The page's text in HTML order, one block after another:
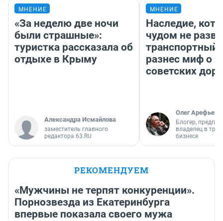
МНЕНИЕ
«За неделю две ночи
были страшные»:
туристка рассказала об
отдыхе в Крыму
Александра Исмайлова
заместитель главного
редактора 63.RU
МНЕНИЕ
Наследие,
чудом не
транспортный
разнес миф о
советских
Олег Арефьев
Блогер,
владелец в
бизнесе
РЕКОМЕНДУЕМ
«Мужчины не терпят конкуренции».
Порнозвезда из Екатеринбурга
впервые показала своего мужа